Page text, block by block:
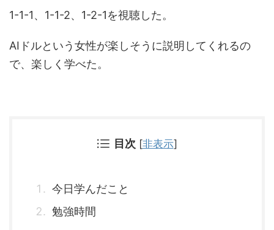
1-1-1、1-1-2、1-2-1を視聴した。
AIドルという女性が楽しそうに説明してくれるの
で、楽しく学べた。
目次 [非表示]
今日学んだこと
勉強時間